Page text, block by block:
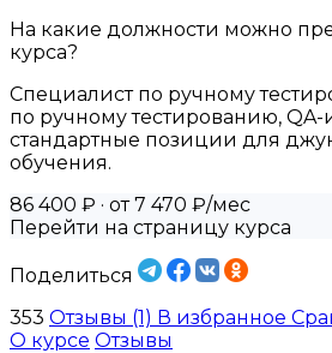
На какие должности можно
курса?
Специалист по ручному
по ручному тестированию,
стандартные позиции для
обучения.
86 400 ₽ · от 7 470 ₽/мес
Перейти на страницу курса
Поделиться
353 Отзывы (1) В избранное
О курсе Отзывы